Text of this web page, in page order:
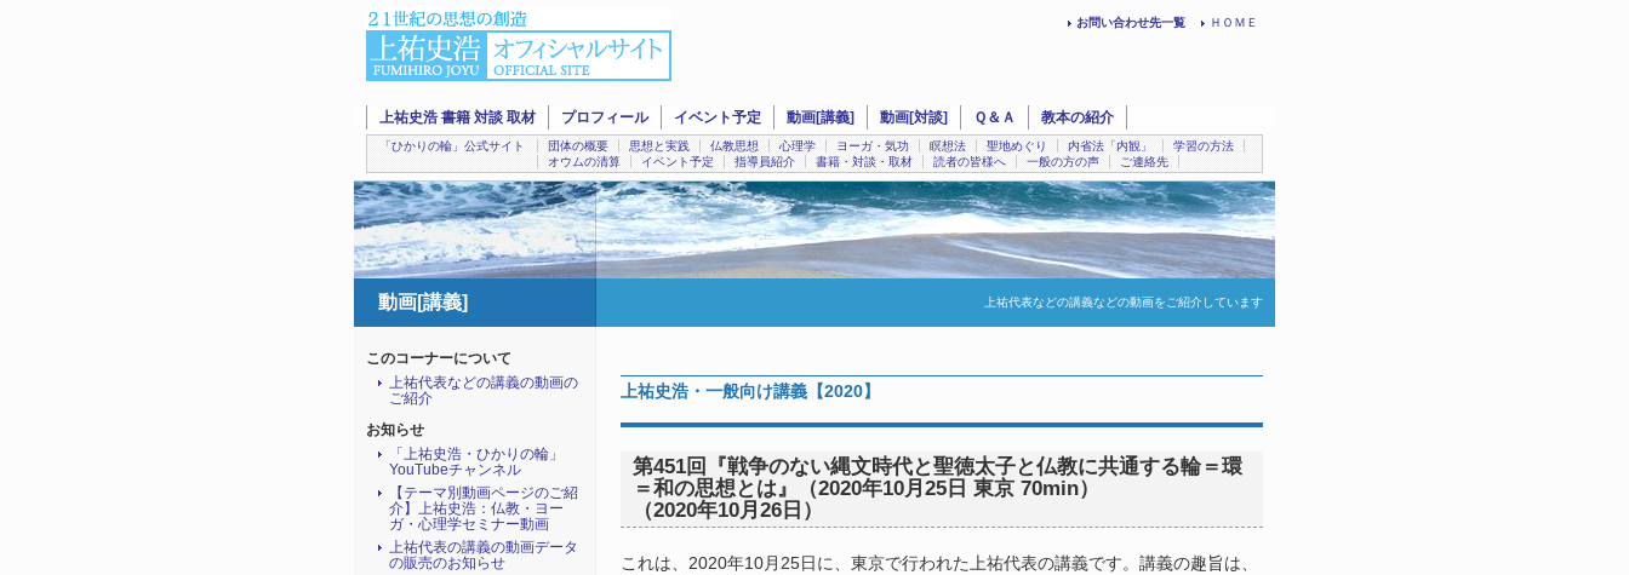
ＨＯＭＥ
お問い合わせ先一覧
上祐史浩 書籍 対談 取材 プロフィール イベント予定 動画[講義] 動画[対談] Ｑ＆Ａ 教本の紹介
「ひかりの輪」公式サイト 団体の概要 思想と実践 仏教思想 心理学 ヨーガ・気功 瞑想法 聖地めぐり 内省法「内観」
学習の方法
オウムの清算
イベント予定 指導員紹介 書籍・対談・取材 読者の皆様へ 一般の方の声 ご連絡先
動画[講義] 上祐代表などの講義などの動画をご紹介しています
上祐史浩・一般向け講義【2020】
第451回『戦争のない縄文時代と聖徳太子と仏教に共通する輪＝環
＝和の思想とは』（2020年10月25日 東京 70min）
（2020年10月26日）
これは、2020年10月25日に、東京で行われた上祐代表の講義です。講義の趣旨は、
このコーナーについて
上祐代表などの講義の動画の
ご紹介
お知らせ
「上祐史浩・ひかりの輪」
YouTubeチャンネル
【テーマ別動画ページのご紹
介】上祐史浩：仏教・ヨー
ガ・心理学セミナー動画
上祐代表の講義の動画データ
の販売のお知らせ